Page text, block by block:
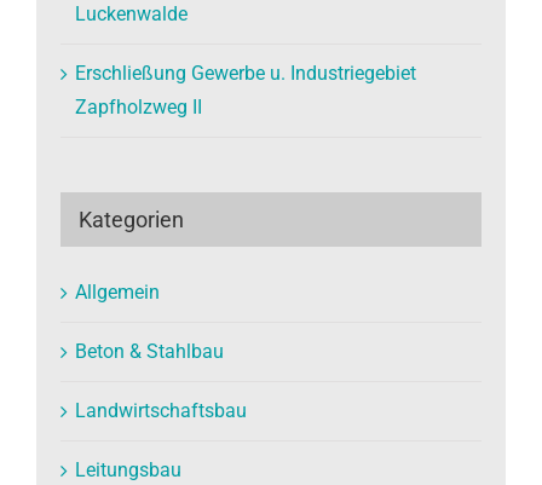
Luckenwalde
Erschließung Gewerbe u. Industriegebiet
Zapfholzweg II
Kategorien
Allgemein
Beton & Stahlbau
Landwirtschaftsbau
Leitungsbau